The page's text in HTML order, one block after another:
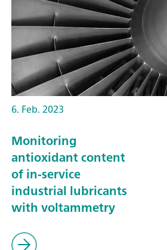
6. Feb. 2023
Monitoring
antioxidant content
of in-service
industrial lubricants
with voltammetry